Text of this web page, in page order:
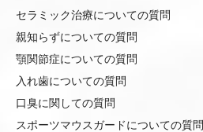
セラミック治療についての質問
親知らずについての質問
顎関節症についての質問
入れ歯についての質問
口臭に関しての質問
スポーツマウスガードについての質問